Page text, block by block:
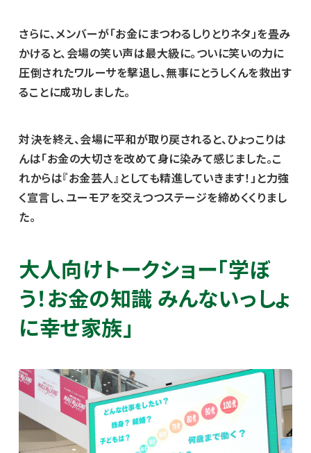
さらに、メンバーが「お金にまつわるしりとりネタ」を畳み
かけると、会場の笑い声は最大級に。ついに笑いの力に
圧倒されたワルーサを撃退し、無事にとうしくんを救出す
ることに成功しました。
対決を終え、会場に平和が取り戻されると、ひょっこりは
んは「お金の大切さを改めて身に染みて感じました。こ
れからは『お金芸人』としても精進していきます！」と力強
く宣言し、ユーモアを交えつつステージを締めくくりまし
た。
大人向けトークショー「学ぼ
う！お金の知識 みんないっしょ
に幸せ家族」